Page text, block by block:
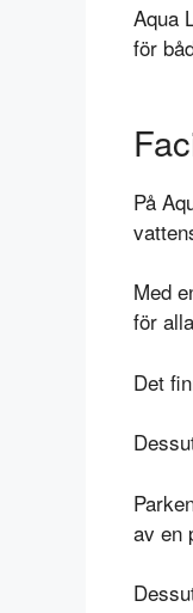
Aqua
för
På
Med
för
Det
av en